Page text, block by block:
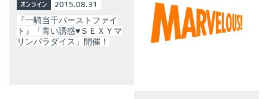
オンライン 2015.08.31
『一騎当千バーストファイ
ト』「青い誘惑♥ＳＥＸＹマ
リンパラダイス」開催！